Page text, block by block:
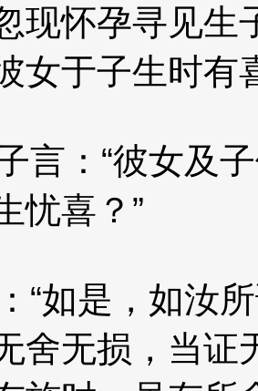
现怀孕寻见生
女于子生时有
言：“彼女及
忧喜？”
“如是，如汝
舍无损，当证